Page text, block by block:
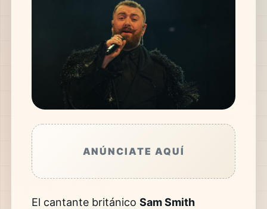
ANÚNCIATE AQUÍ
El cantante británico Sam Smith